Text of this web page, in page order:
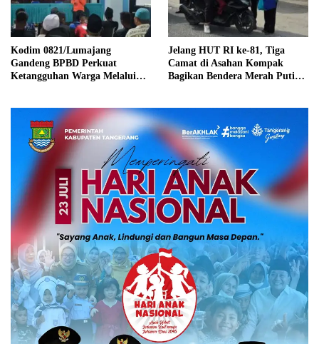
Kodim 0821/Lumajang
Gandeng BPBD Perkuat
Ketangguhan Warga Melalui
Jelang HUT RI ke-81, Tiga
Camat di Asahan Kompak
Bagikan Bendera Merah Putih